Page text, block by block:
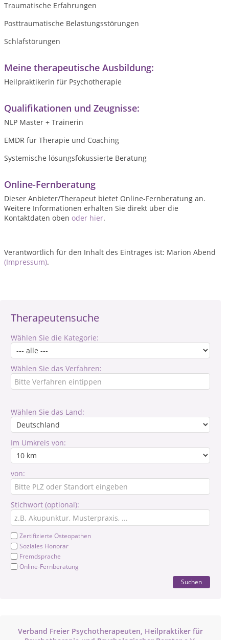
Therapeutensuche
Wählen Sie die Kategorie:
Wählen Sie das Verfahren:
Wählen Sie das Land:
Im Umkreis von:
von:
Stichwort (optional):
Zertifizierte Osteopathen
Soziales Honorar
Fremdsprache
Online-Fernberatung
Suchen
Verband Freier Psychotherapeuten, Heilpraktiker für
Traumatische Erfahrungen
Posttraumatische Belastungsstörungen
Schlafstörungen
Meine therapeutische Ausbildung:
Heilpraktikerin für Psychotherapie
Qualifikationen und Zeugnisse:
NLP Master + Trainerin
EMDR für Therapie und Coaching
Systemische lösungsfokussierte Beratung
Online-Fernberatung
Dieser Anbieter/Therapeut bietet Online-Fernberatung an.
Weitere Informationen erhalten Sie direkt über die
Kontaktdaten oben oder hier.
Verantwortlich für den Inhalt des Eintrages ist: Marion Abend
(Impressum).